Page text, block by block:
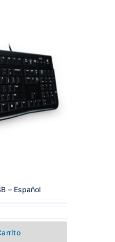
– Español